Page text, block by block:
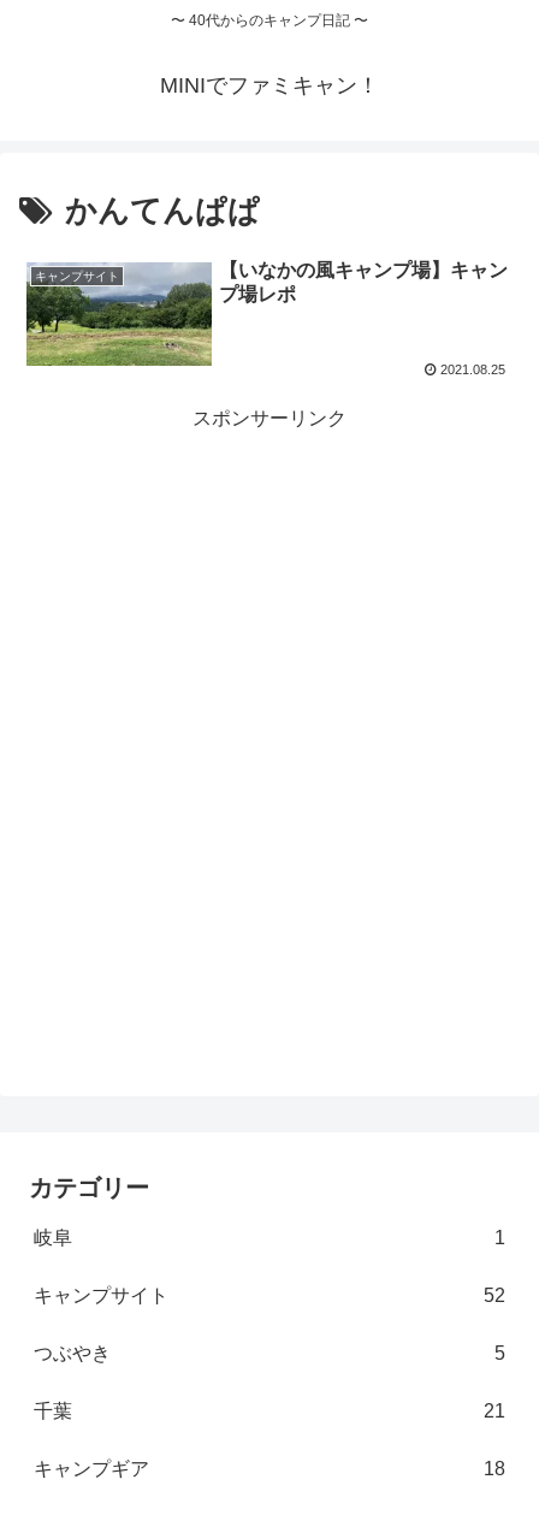
〜 40代からのキャンプ日記 〜
MINIでファミキャン！
かんてんぱぱ
キャンプサイト
【いなかの風キャンプ場】キャン
プ場レポ
2021.08.25
スポンサーリンク
カテゴリー
岐阜 1
キャンプサイト 52
つぶやき 5
千葉 21
キャンプギア 18